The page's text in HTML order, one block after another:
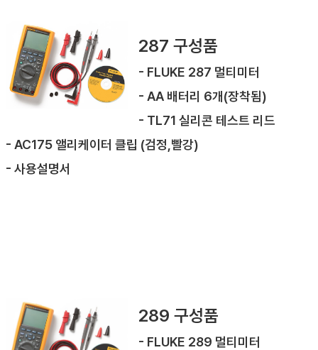
287 구성품
- FLUKE 287 멀티미터
- AA 배터리 6개(장착됨)
- TL71 실리콘 테스트 리드
- AC175 앨리케이터 클립 (검정,빨강)
- 사용설명서
289 구성품
- FLUKE 289 멀티미터